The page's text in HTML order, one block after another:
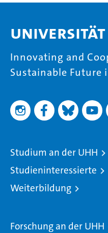
Innovating and
Sustainable Future
Studium an der UHH
Studieninteressierte
Weiterbildung
Forschung an der UHH